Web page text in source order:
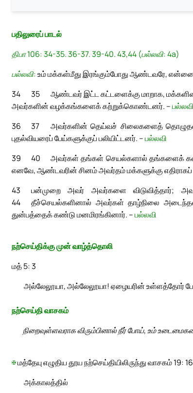
பதிலுரைப் பாடல்
திபா 106: 34-35. 36-37. 39-40. 43,44 (பல்லவி: 4a)
பல்லவி:உம் மக்கள்மீது இரங்கும்போது ஆண்டவரே, என்னை
34
ஆண்டவர் இட்ட கட்டளைக்கு மாறாக,
35
அவர்களின் வழக்கங்களைக் கற்றுக்கொண்டனர். –பல்லவி
36
அவர்களின் தெய்வச் சிலைகளைத்
37
புதல்வியரைப் பேய்களுக்குப் பலியிட்டனர். –பல்லவி
39
அவர்கள் தங்கள் செயல்களால் தங்களைக்
40
எனவே, ஆண்டவரின் சினம் அவர்தம் மக்களுக்கு எதிராகப்
43
பன்முறை அவர் அவர்களை விடுவித்தார்;
தீச்செயல்களினால் அவர்கள் தாழ்நிலை
44
துன்பத்தைக் கண்டு மனமிரங்கினார். –பல்லவி
நற்செய்திக்கு முன் வாழ்த்தொலி
மத் 5: 3
அல்லேலூயா, அல்லேலூயா! ஏழையரின் உள்ளத்தோர்
நற்செய்தி வாசகம்
நிறைவுள்ளவராக விரும்பினால் நீர் போய், உம்
✠மத்தேயு எழுதிய தூய நற்செய்தியிலிருந்து வாசகம் 19:
அக்காலத்தில்